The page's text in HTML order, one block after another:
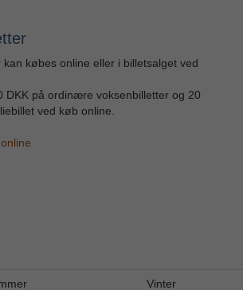
kan købes online eller i billetsalget ved
DKK på ordinære voksenbilletter og 20
ved køb online.
Vinter